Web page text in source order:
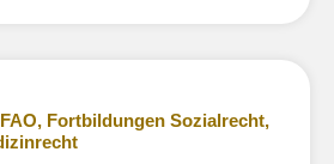
, Fortbildungen Sozialrecht,